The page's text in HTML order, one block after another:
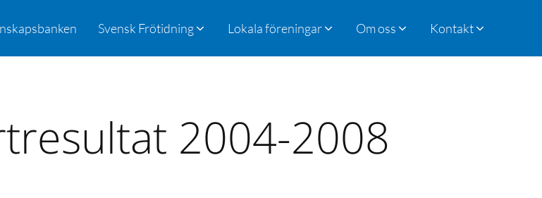
Svensk Frötidning Lokala föreningar Om oss Kontakt
2004-2008